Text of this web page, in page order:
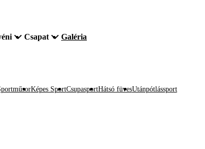
Csapat Galéria
Képes SportCsupasportHátsó füvesUtánpótlássport